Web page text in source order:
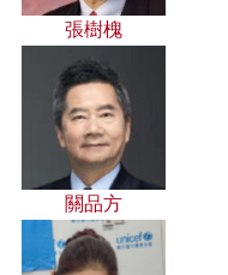
張樹槐
關品方